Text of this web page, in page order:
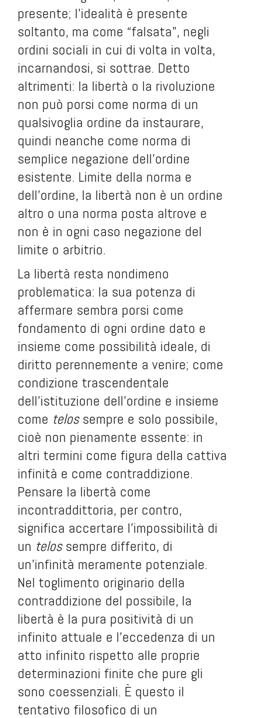
presente; l’idealità è presente
soltanto, ma come “falsata”, negli
ordini sociali in cui di volta in volta,
incarnandosi, si sottrae. Detto
altrimenti: la libertà o la rivoluzione
non può porsi come norma di un
qualsivoglia ordine da instaurare,
quindi neanche come norma di
semplice negazione dell’ordine
esistente. Limite della norma e
dell’ordine, la libertà non è un ordine
altro o una norma posta altrove e
non è in ogni caso negazione del
limite o arbitrio.
La libertà resta nondimeno
problematica: la sua potenza di
affermare sembra porsi come
fondamento di ogni ordine dato e
insieme come possibilità ideale, di
diritto perennemente a venire; come
condizione trascendentale
dell’istituzione dell’ordine e insieme
come telossempre e solo possibile,
cioè non pienamente essente: in
altri termini come figura della cattiva
infinità e come contraddizione.
Pensare la libertà come
incontraddittoria, per contro,
significa accertare l’impossibilità di
un telossempre differito, di
un’infinità meramente potenziale.
Nel toglimento originario della
contraddizione del possibile, la
libertà è la pura positività di un
infinito attuale e l’eccedenza di un
atto infinito rispetto alle proprie
determinazioni finite che pure gli
sono coessenziali. È questo il
tentativo filosofico di un